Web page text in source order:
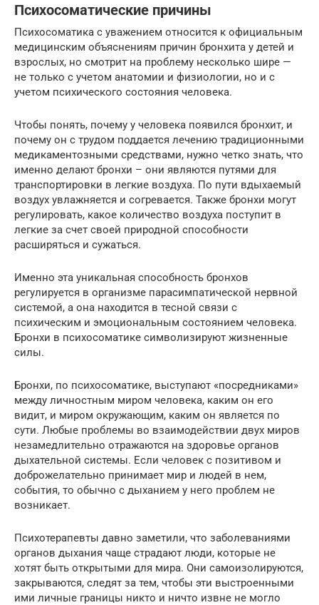
Психосоматические причины
Психосоматика с уважением относится к официальным
медицинским объяснениям причин бронхита у детей и
взрослых, но смотрит на проблему несколько шире —
не только с учетом анатомии и физиологии, но и с
учетом психического состояния человека.
Чтобы понять, почему у человека появился бронхит, и
почему он с трудом поддается лечению традиционными
медикаментозными средствами, нужно четко знать, что
именно делают бронхи – они являются путями для
транспортировки в легкие воздуха. По пути вдыхаемый
воздух увлажняется и согревается. Также бронхи могут
регулировать, какое количество воздуха поступит в
легкие за счет своей природной способности
расширяться и сужаться.
Именно эта уникальная способность бронхов
регулируется в организме парасимпатической нервной
системой, а она находится в тесной связи с
психическим и эмоциональным состоянием человека.
Бронхи в психосоматике символизируют жизненные
силы.
Бронхи, по психосоматике, выступают «посредниками»
между личностным миром человека, каким он его
видит, и миром окружающим, каким он является по
сути. Любые проблемы во взаимодействии двух миров
незамедлительно отражаются на здоровье органов
дыхательной системы. Если человек с позитивом и
доброжелательно принимает мир и людей в нем,
события, то обычно с дыханием у него проблем не
возникает.
Психотерапевты давно заметили, что заболеваниями
органов дыхания чаще страдают люди, которые не
хотят быть открытыми для мира. Они самоизолируются,
закрываются, следят за тем, чтобы эти выстроенными
ими личные границы никто и ничто извне не могло